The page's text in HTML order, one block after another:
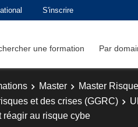
S'inscrire
une formation Par
Master
Master
et des crises (GGRC)
réagir au risque cybe